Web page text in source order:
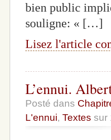
bien public
souligne: « […]
Lisez l'article
L’ennui.
Posté dans
L'ennui, Textes sur